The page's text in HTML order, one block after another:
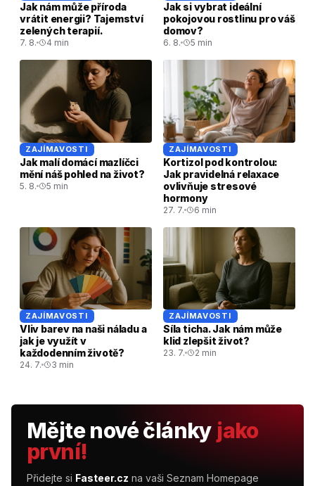
Jak nám může příroda
vrátit energii? Tajemství
zelených terapií.
7. 8. 4 min
Jak si vybrat ideální
pokojovou rostlinu pro váš
domov?
6. 8. 5 min
ZAJÍMAVOSTI
Jak malí domácí mazlíčci
mění náš pohled na život?
5. 8. 5 min
ZAJÍMAVOSTI
Kortizol pod kontrolou:
Jak pravidelná relaxace
ovlivňuje stresové
hormony
27. 7. 6 min
ZAJÍMAVOSTI
Vliv barev na naši náladu a
jak je využít v
každodenním životě?
24. 7. 3 min
ZAJÍMAVOSTI
Síla ticha. Jak nám může
klid zlepšit život?
23. 7. 2 min
Mějte nové články jako
první!
Přidejte si Fasteer.cz na vaši Seznam Homepage